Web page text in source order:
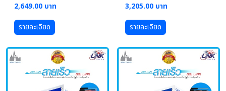
2,649.00 บาท
รายละเอียด
3,205.00 บาท
รายละเอียด